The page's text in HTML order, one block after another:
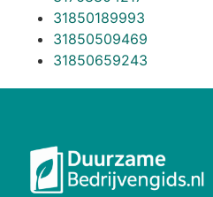
31850189993
31850509469
31850659243